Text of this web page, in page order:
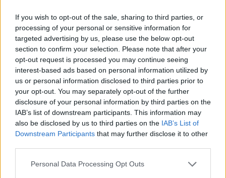
If you wish to opt-out of the sale, sharing to third parties, or
processing of your personal or sensitive information for
targeted advertising by us, please use the below opt-out
section to confirm your selection. Please note that after your
opt-out request is processed you may continue seeing
interest-based ads based on personal information utilized by
us or personal information disclosed to third parties prior to
your opt-out. You may separately opt-out of the further
disclosure of your personal information by third parties on the
IAB’s list of downstream participants. This information may
also be disclosed by us to third parties on the IAB’s List of
Downstream Participants that may further disclose it to other
Please note that this website/app uses one or more Google
Personal Data Processing Opt Outs